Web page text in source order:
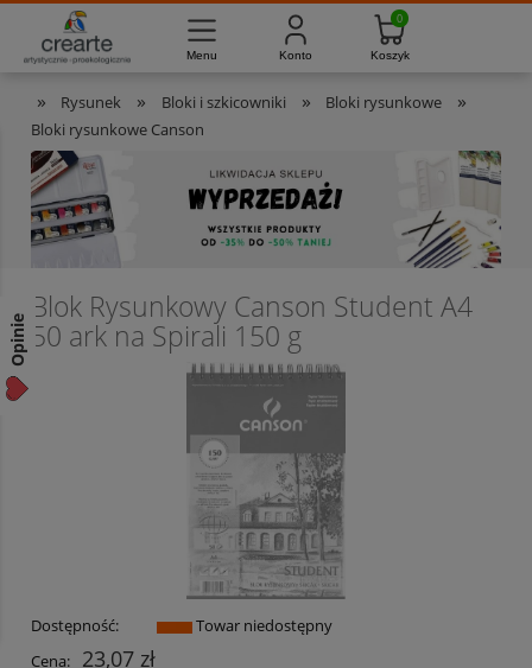
» Rysunek » Bloki i szkicowniki » Bloki rysunkowe »
Bloki rysunkowe Canson
Blok Rysunkowy Canson Student A4
50 ark na Spirali 150 g
Dostępność:
Towar niedostępny
Cena:
23,07 zł
Masz pytania? 733-012-789 Pon. - Pt. 8:00 - 16:00
Opinie